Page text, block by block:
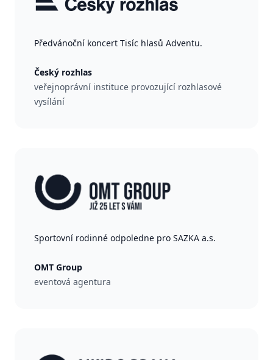
Předvánoční koncert Tisíc hlasů Adventu.
Český rozhlas
veřejnoprávní instituce provozující rozhlasové
vysílání
Sportovní rodinné odpoledne pro SAZKA a.s.
OMT Group
eventová agentura